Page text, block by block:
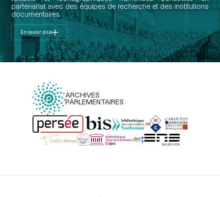
partenariat avec des équipes de recherche et des institutions
documentaires.
En savoir plus
ARCHIVES
PARLEMENTAIRES
Menu